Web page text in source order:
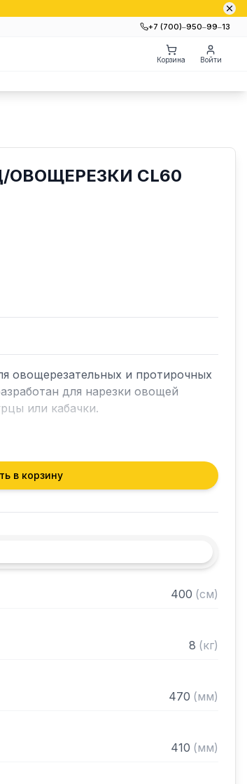
+7 (700)‒950‒99‒13
Корзина Войти
ОВОЩЕРЕЗКИ CL60
овощерезательных и протирочных
для нарезки овощей
или кабачки.
с оборудованием просим
серийный номер изделия.
в корзину
400 (см)
8 (кг)
470 (мм)
410 (мм)